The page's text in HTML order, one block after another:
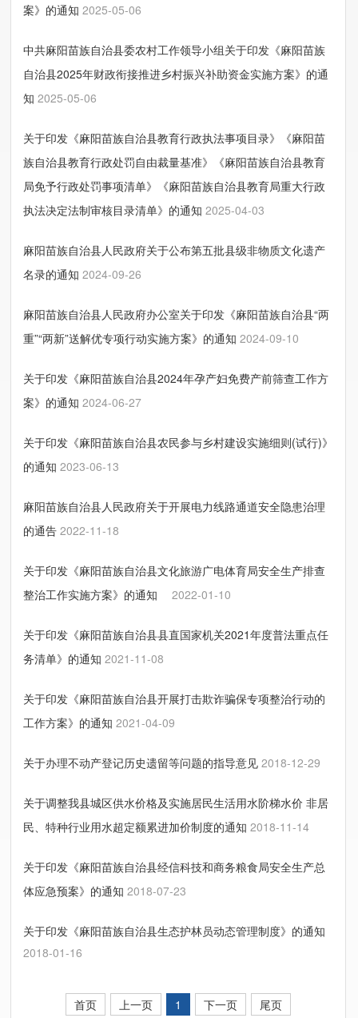
案》的通知 2025-05-06
中共麻阳苗族自治县委农村工作领导小组关于印发《麻阳苗族
自治县2025年财政衔接推进乡村振兴补助资金实施方案》的通
知 2025-05-06
关于印发《麻阳苗族自治县教育行政执法事项目录》《麻阳苗
族自治县教育行政处罚自由裁量基准》《麻阳苗族自治县教育
局免予行政处罚事项清单》《麻阳苗族自治县教育局重大行政
执法决定法制审核目录清单》的通知 2025-04-03
麻阳苗族自治县人民政府关于公布第五批县级非物质文化遗产
名录的通知 2024-09-26
麻阳苗族自治县人民政府办公室关于印发《麻阳苗族自治县“两
重”“两新”送解优专项行动实施方案》的通知 2024-09-10
关于印发《麻阳苗族自治县2024年孕产妇免费产前筛查工作方
案》的通知 2024-06-27
关于印发《麻阳苗族自治县农民参与乡村建设实施细则(试行)》
的通知 2023-06-13
麻阳苗族自治县人民政府关于开展电力线路通道安全隐患治理
的通告 2022-11-18
关于印发《麻阳苗族自治县文化旅游广电体育局安全生产排查
整治工作实施方案》的通知
2022-01-10
关于印发《麻阳苗族自治县县直国家机关2021年度普法重点任
务清单》的通知 2021-11-08
关于印发《麻阳苗族自治县开展打击欺诈骗保专项整治行动的
工作方案》的通知 2021-04-09
关于办理不动产登记历史遗留等问题的指导意见 2018-12-29
关于调整我县城区供水价格及实施居民生活用水阶梯水价 非居
民、特种行业用水超定额累进加价制度的通知 2018-11-14
关于印发《麻阳苗族自治县经信科技和商务粮食局安全生产总
体应急预案》的通知 2018-07-23
关于印发《麻阳苗族自治县生态护林员动态管理制度》的通知
2018-01-16
首页 上一页 1 下一页 尾页